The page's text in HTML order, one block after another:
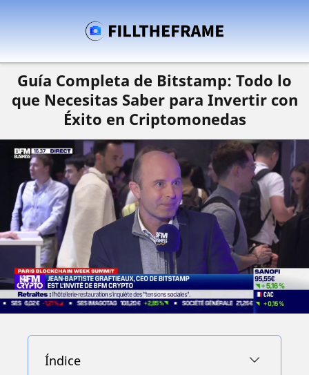
Guía Completa de Bitstamp: Todo lo
que Necesitas Saber para Invertir con
Éxito en Criptomonedas
Índice